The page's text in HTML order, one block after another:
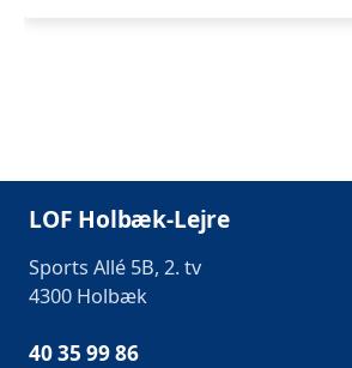
LOF Holbæk-Lejre
Sports Allé 5B, 2. tv
4300 Holbæk
40 35 99 86